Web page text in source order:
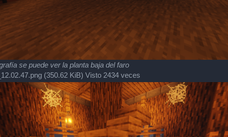
se puede ver la planta baja del faro
(350.62 KiB) Visto 2434 veces